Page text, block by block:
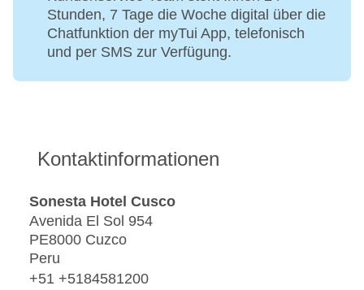
Stunden, 7 Tage die Woche digital über die
Chatfunktion der myTui App, telefonisch
und per SMS zur Verfügung.
Kontaktinformationen
Sonesta Hotel Cusco
Avenida El Sol 954
PE8000 Cuzco
Peru
+51 +5184581200